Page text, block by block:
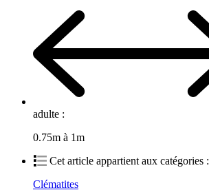
adulte :
0.75m à 1m
Cet article appartient aux catégories :
Clématites